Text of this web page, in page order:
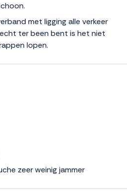
met ligging alle verkeer
ter been bent is het niet
lopen.
zeer weinig jammer